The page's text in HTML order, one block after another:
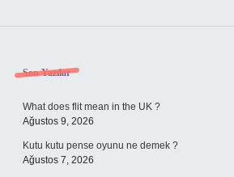
Sidebar
Son Yazılar
What does flit mean in the UK ?
Ağustos 9, 2026
Kutu kutu pense oyunu ne demek ?
Ağustos 7, 2026